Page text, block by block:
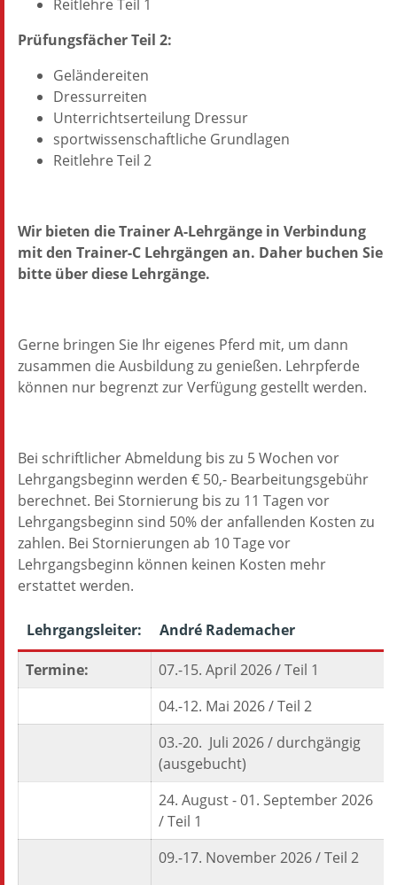
Reitlehre Teil 1
Prüfungsfächer Teil 2:
Geländereiten
Dressurreiten
Unterrichtserteilung Dressur
sportwissenschaftliche Grundlagen
Reitlehre Teil 2
Wir bieten die Trainer A-Lehrgänge in Verbindung
mit den Trainer-C Lehrgängen an. Daher buchen Sie
bitte über diese Lehrgänge.
Gerne bringen Sie Ihr eigenes Pferd mit, um dann
zusammen die Ausbildung zu genießen. Lehrpferde
können nur begrenzt zur Verfügung gestellt werden.
Bei schriftlicher Abmeldung bis zu 5 Wochen vor
Lehrgangsbeginn werden € 50,- Bearbeitungsgebühr
berechnet. Bei Stornierung bis zu 11 Tagen vor
Lehrgangsbeginn sind 50% der anfallenden Kosten zu
zahlen. Bei Stornierungen ab 10 Tage vor
Lehrgangsbeginn können keinen Kosten mehr
erstattet werden.
Lehrgangsleiter: André Rademacher
Termine:
07.-15. April 2026 / Teil 1
04.-12. Mai 2026 / Teil 2
03.-20. Juli 2026 / durchgängig
(ausgebucht)
24. August - 01. September 2026
/ Teil 1
09.-17. November 2026 / Teil 2